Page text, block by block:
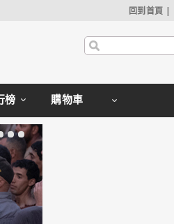
回到首頁 |
榜 購物車